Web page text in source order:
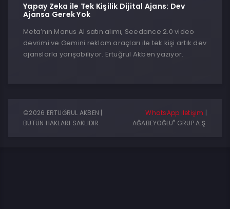
Yapay Zeka ile Tek Kişilik Dijital Ajans: Dev
Ajansa Gerek Yok
Meta’nın Manus AI satın alımı, Seedance 2.0 video
devrimi ve Gemini reklam araçları ile tek kişi artık dev
ajanslarla yarışabiliyor. Ertuğrul Akben yazıyor.
©2026 ERTUĞRUL AKBEN |
BÜTÜN HAKLARI SAKLIDIR.
WhatsApp İletişim |
AĞABEYOĞLU® GRUP A.Ş.